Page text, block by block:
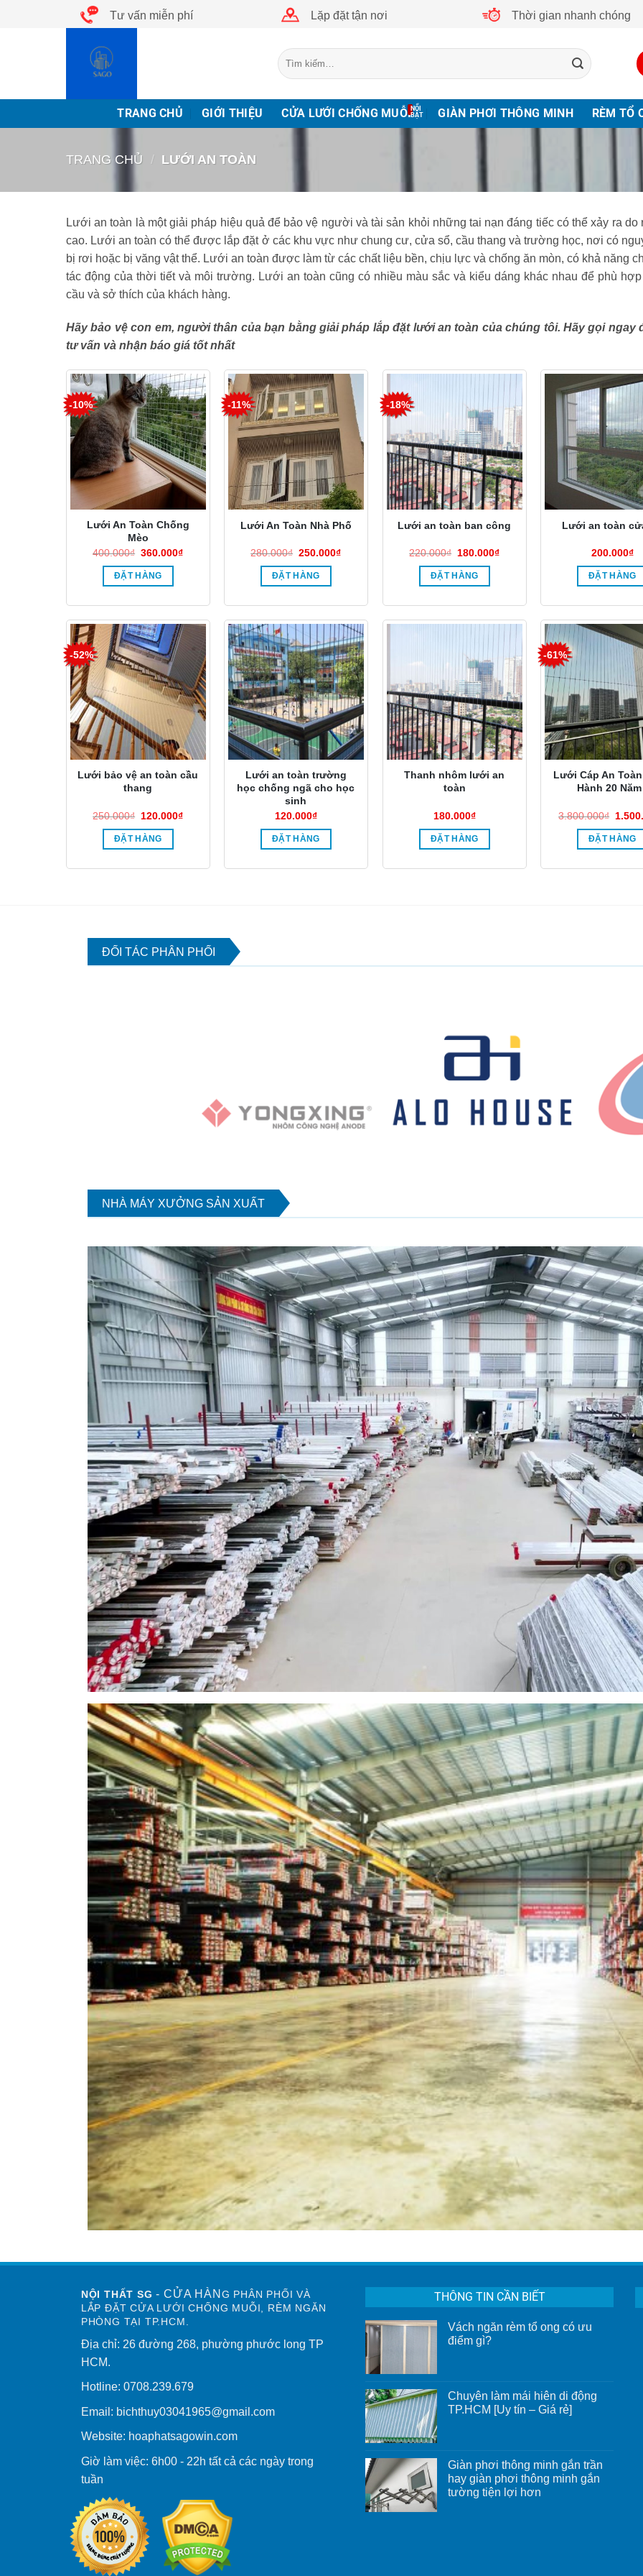
Tư vấn miễn phí Lặp đặt tận nơi Thời gian nhanh chóng
Tìm
kiếm:
TRANG CHỦ GIỚI THIỆU CỬA LƯỚI CHỐNG MUỖI GIÀN PHƠI THÔNG MINH RÈM TỔ
TRANG CHỦ / LƯỚI AN TOÀN
Lưới an toàn là một giải pháp hiệu quả để bảo vệ người và tài sản khỏi những tai nạn đáng tiếc có thể xảy ra do
cao. Lưới an toàn có thể được lắp đặt ở các khu vực như chung cư, cửa sổ, cầu thang và trường học, nơi có
bị rơi hoặc bị văng vật thể. Lưới an toàn được làm từ các chất liệu bền, chịu lực và chống ăn mòn, có khả năng
tác động của thời tiết và môi trường. Lưới an toàn cũng có nhiều màu sắc và kiểu dáng khác nhau để phù
cầu và sở thích của khách hàng.
Hãy bảo vệ con em, người thân của bạn bằng giải pháp lắp đặt lưới an toàn của chúng tôi. Hãy gọi ngay
tư vấn và nhận báo giá tốt nhất
-10%
Lưới An Toàn Chống
Mèo
400.000₫ Giá
là:
400.000₫.
360.000₫Giá
ĐẶT HÀNG
-11%
Lưới An Toàn Nhà Phố
280.000₫ Giá
là:
280.000₫.
250.000₫Giá
ĐẶT HÀNG
-18%
Lưới an toàn ban công
220.000₫ Giá
là:
220.000₫.
180.000₫Giá
ĐẶT HÀNG
Lưới an toàn
200.000₫
ĐẶT HÀNG
-52%
Lưới bảo vệ an toàn cầu
thang
250.000₫ Giá
là:
250.000₫.
120.000₫Giá
ĐẶT HÀNG
Lưới an toàn trường
học chống ngã cho học
sinh
120.000₫
ĐẶT HÀNG
Thanh nhôm lưới an
toàn
180.000₫
ĐẶT HÀNG
-61%
Lưới Cáp An
Hành 20 Năm
3.800.000₫ Giá
là:
ĐẶT HÀNG
ĐỐI TÁC PHÂN PHỐI
NHÀ MÁY XƯỞNG SẢN XUẤT
NỘI THẤT SG - CỬA HÀN G PHÂN PHỐI VÀ
LẮP ĐẶT CỬA LƯỚI CHỐNG MUỖI, RÈM NGĂN
PHÒNG TẠI TP.HCM.
Địa chỉ: 26 đường 268, phường phước long TP
HCM.
Hotline: 0708.239.679
Email: bichthuy03041965@gmail.com
Website: hoaphatsagowin.com
Giờ làm việc: 6h00 - 22h tất cả các ngày trong
tuần
THÔNG TIN CẦN BIẾT
Vách ngăn rèm tổ ong có ưu
điểm gì?
ở
Vách
ngăn
điểm
gì?
Chuyên làm mái hiên di động
TP.HCM [Uy tín – Giá rẻ]
ở
Chuyên
làm
mái
hiên
Giàn phơi thông minh gắn trần
hay giàn phơi thông minh gắn
tường tiện lợi hơn